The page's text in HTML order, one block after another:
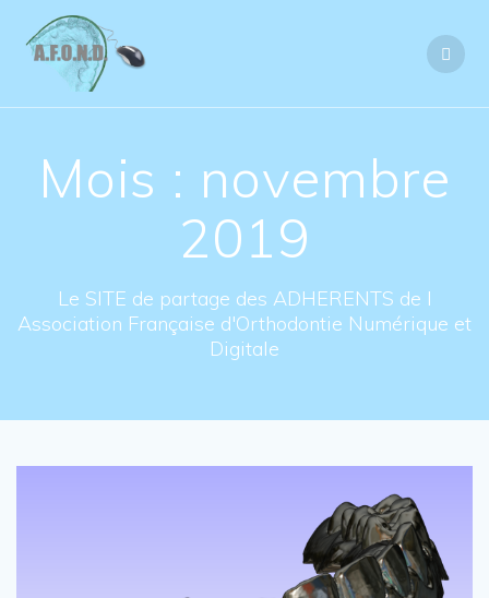
Mois : novembre
2019
Le SITE de partage des ADHERENTS de l
Association Française d'Orthodontie Numérique et
Digitale